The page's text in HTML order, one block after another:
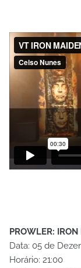
PROWLER:
Data: 05 de
Horário: 21:00